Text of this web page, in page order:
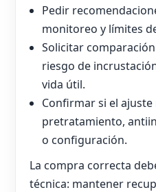
Pedir
monitoreo y límites
Solicitar
riesgo de
vida útil.
Confirmar si el
pretratamiento,
o configuración.
La compra correcta
técnica: mantener